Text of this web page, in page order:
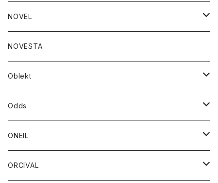
ジャケット
バッグ
グッズ
ウォレット
靴
トップス
ジャケット
シャツ
ボトム
ショートパンツ
パンツ
レディース
シャツ
Tシャツ
コート
ジャケット
アクセサリー
バッグ
ブレスレット
グッズ
靴
ストール/マフラー
トップス
シャツ
シャツジャケット
ボトム
ショートパンツ
ジーンズ
帽子
NOVEL
トップス
カットソー
スエット
ボトム
NOVESTA
Oblekt
ボトム
ショートパンツ
パンツ
レディース
ボトム
Odds
帽子
ONEIL
スカート
ORCIVAL